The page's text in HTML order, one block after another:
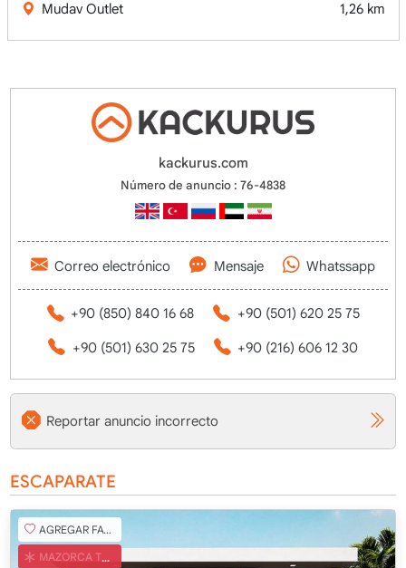
Mudav Outlet
1,26 km
kackurus.com
Número de anuncio : 76-4838
Correo electrónico Mensaje Whatssapp
+90 (850) 840 16 68 +90 (501) 620 25 75
+90 (501) 630 25 75 +90 (216) 606 12 30
Reportar anuncio incorrecto
ESCAPARATE
AGREGAR FAVORITO
MAZORCA TURCA